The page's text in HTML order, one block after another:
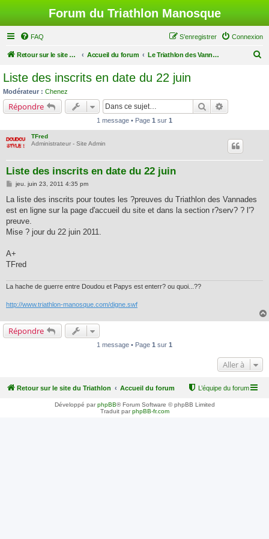
Forum du Triathlon Manosque
FAQ Connexion
S’enregistrer
Retour sur le site du Triathlon Accueil du forum Le Triathlon des Vannades
Liste des inscrits en date du 22 juin
Modérateur : Chenez
Répondre Rechercher
1 message • Page 1 sur 1
TFred
Administrateur - Site Admin
Liste des inscrits en date du 22 juin
M
s
a
g
jeu. juin 23, 2011 4:35 pm
La liste des inscrits pour toutes les ?preuves du Triathlon des Vannades
est en ligne sur la page d'accueil du site et dans la section r?serv? ? l'?
preuve.
Mise ? jour du 22 juin 2011.
A+
TFred
La hache de guerre entre Doudou et Papys est enterr? ou quoi...??
http://www.triathlon-manosque.com/digne.swf
Répondre
1 message • Page 1 sur 1
Aller à
Retour sur le site du Triathlon Accueil du forum L’équipe du forum
Développé parphpBB® Forum Software © phpBB Limited
Traduit parphpBB-fr.com